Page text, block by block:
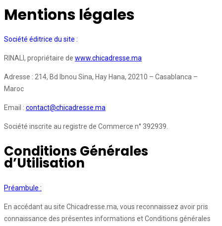
Mentions légales
Société éditrice du site :
RINALI, propriétaire de www.chicadresse.ma
Adresse : 214, Bd Ibnou Sina, Hay Hana, 20210 – Casablanca –
Maroc
Email : contact@chicadresse.ma
Société inscrite au registre de Commerce n° 392939.
Conditions Générales
d’Utilisation
Préambule :
En accédant au site Chicadresse.ma, vous reconnaissez avoir pris
connaissance des présentes informations et Conditions générales